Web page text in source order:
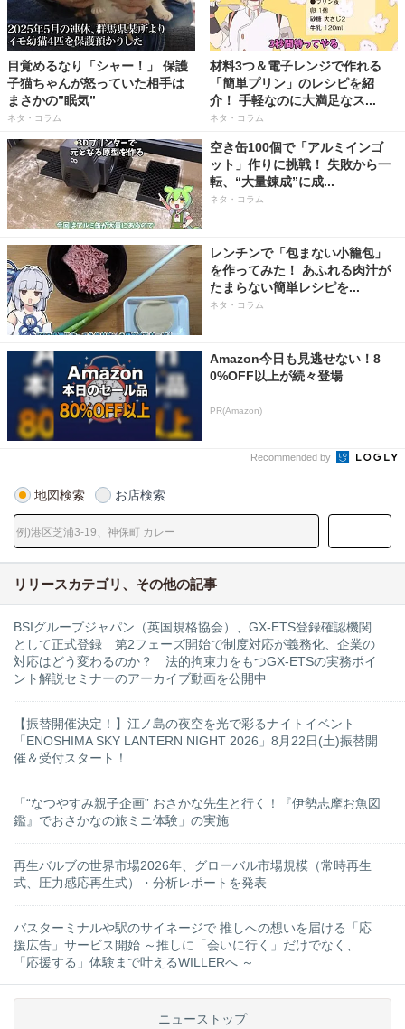
目覚めるなり「シャー！」 保護
子猫ちゃんが怒っていた相手は
まさかの”眠気”
ネタ・コラム
材料3つ＆電子レンジで作れる
「簡単プリン」のレシピを紹
介！ 手軽なのに大満足なス...
ネタ・コラム
空き缶100個で「アルミインゴ
ット」作りに挑戦！ 失敗から一
転、“大量錬成”に成...
ネタ・コラム
レンチンで「包まない小籠包」
を作ってみた！ あふれる肉汁が
たまらない簡単レシピを...
ネタ・コラム
Amazon今日も見逃せない！8
0%OFF以上が続々登場
PR(Amazon)
Recommended by
地図検索 お店検索
リリースカテゴリ、その他の記事
BSIグループジャパン（英国規格協会）、GX-ETS登録確認機関
として正式登録 第2フェーズ開始で制度対応が義務化、企業の
対応はどう変わるのか？ 法的拘束力をもつGX-ETSの実務ポイ
ント解説セミナーのアーカイブ動画を公開中
【振替開催決定！】江ノ島の夜空を光で彩るナイトイベント
「ENOSHIMA SKY LANTERN NIGHT 2026」8月22日(土)振替開
催＆受付スタート！
「“なつやすみ親子企画” おさかな先生と行く！『伊勢志摩お魚図
鑑』でおさかなの旅ミニ体験」の実施
再生バルブの世界市場2026年、グローバル市場規模（常時再生
式、圧力感応再生式）・分析レポートを発表
バスターミナルや駅のサイネージで 推しへの想いを届ける「応
援広告」サービス開始 ～推しに「会いに行く」だけでなく、
「応援する」体験まで叶えるWILLERへ ～
ニューストップ